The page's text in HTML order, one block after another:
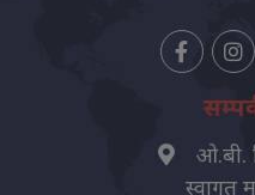
ओ.बी.
स्वागत